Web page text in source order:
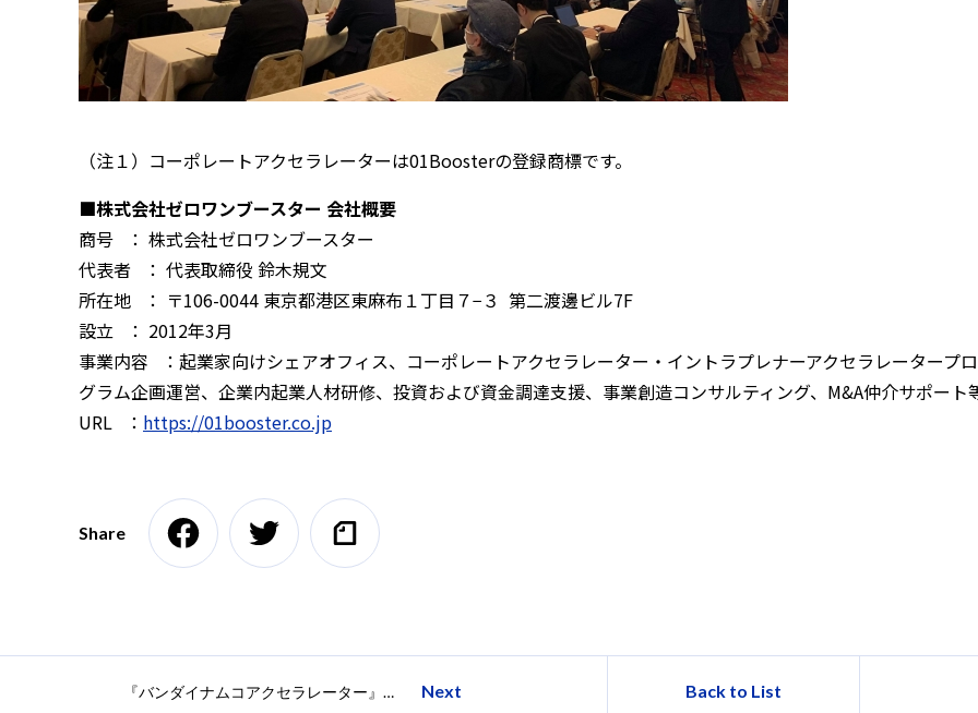
（注１）コーポレートアクセラレーターは01Boosterの登録商標です。
■株式会社ゼロワンブースター 会社概要
商号 ： 株式会社ゼロワンブースター
代表者 ： 代表取締役 鈴木規文
所在地 ： 〒106-0044 東京都港区東麻布１丁目７−３ 第二渡邊ビル7F
設立 ： 2012年3月
事業内容 ：起業家向けシェアオフィス、コーポレートアクセラレーター・イントラプレナーアクセラレータープロ
グラム企画運営、企業内起業人材研修、投資および資金調達支援、事業創造コンサルティング、M&A仲介サポート
URL ： https://01booster.co.jp
Share
『バンダイナムコアクセラレーター』成果発表会（Demo Day）を開催、支援プログラム参加の起業家チームが成果を発表 Next Back to List